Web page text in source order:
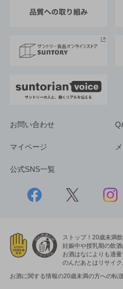
採用情報
お問い合わせ
マイページ
公式SNS一覧
ストップ！20歳未満飲
妊娠中や授乳期の飲酒
お酒はなによりも適量
のんだあとはリサイク
お酒に関する情報の20歳未満の方への転